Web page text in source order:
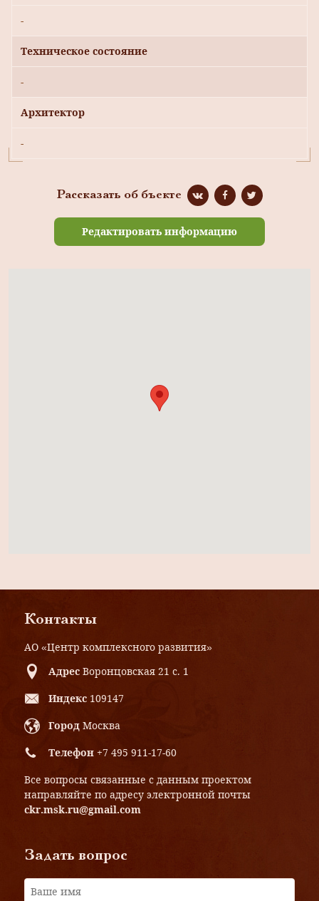
-
Техническое состояние
-
Архитектор
-
Рассказать об бъекте
Редактировать информацию
Контакты
АО «Центр комплексного развития»
Адрес Воронцовская 21 с. 1
Индекс 109147
Город Москва
Телефон +7 495 911-17-60
Все вопросы связанные с данным проектом
направляйте по адресу электронной почты
ckr.msk.ru@gmail.com
Задать вопрос